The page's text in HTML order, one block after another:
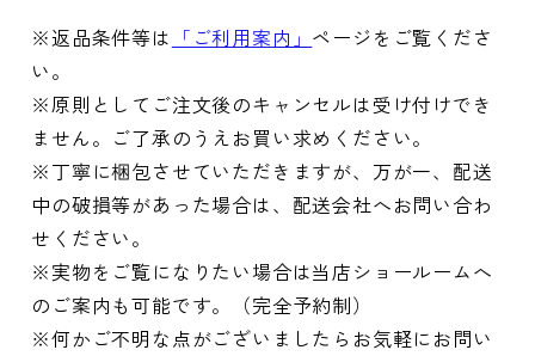
※返品条件等は 「ご利用案内」 ページをご覧くださ
い。
※原則としてご注文後のキャンセルは受け付けでき
ません。ご了承のうえお買い求めください。
※丁寧に梱包させていただきますが、万が一、配送
中の破損等があった場合は、配送会社へお問い合わ
せください。
※実物をご覧になりたい場合は当店ショールームへ
のご案内も可能です。（完全予約制）
※何かご不明な点がございましたらお気軽にお問い